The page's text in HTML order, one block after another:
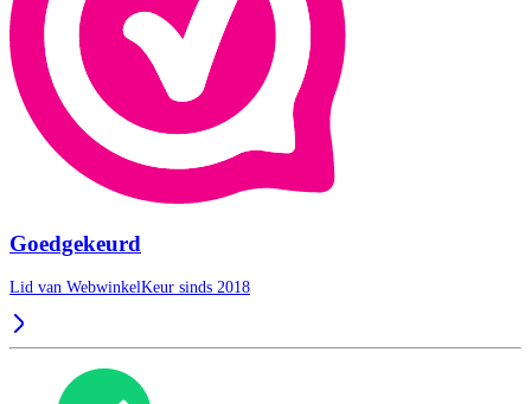
Goedgekeurd
Lid van WebwinkelKeur sinds 2018